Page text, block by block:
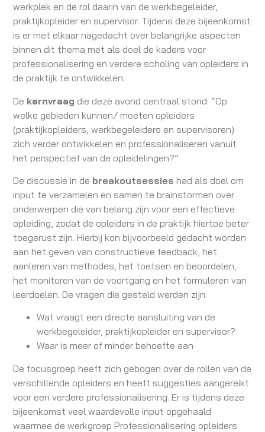
werkplek en de rol daarin van de werkbegeleider,
praktijkopleider en supervisor. Tijdens deze bijeenkomst
is er met elkaar nagedacht over belangrijke aspecten
binnen dit thema met als doel de kaders voor
professionalisering en verdere scholing van opleiders in
de praktijk te ontwikkelen.
De kernvraag die deze avond centraal stond: “Op
welke gebieden kunnen/ moeten opleiders
(praktijkopleiders, werkbegeleiders en supervisoren)
zich verder ontwikkelen en professionaliseren vanuit
het perspectief van de opleidelingen?”
De discussie in de breakoutsessies had als doel om
input te verzamelen en samen te brainstormen over
onderwerpen die van belang zijn voor een effectieve
opleiding, zodat de opleiders in de praktijk hiertoe beter
toegerust zijn. Hierbij kon bijvoorbeeld gedacht worden
aan het geven van constructieve feedback, het
aanleren van methodes, het toetsen en beoordelen,
het monitoren van de voortgang en het formuleren van
leerdoelen. De vragen die gesteld werden zijn:
Wat vraagt een directe aansluiting van de
werkbegeleider, praktijkopleider en supervisor?
Waar is meer of minder behoefte aan
De focusgroep heeft zich gebogen over de rollen van de
verschillende opleiders en heeft suggesties aangereikt
voor een verdere professionalisering. Er is tijdens deze
bijeenkomst veel waardevolle input opgehaald
waarmee de werkgroep Professionalisering opleiders